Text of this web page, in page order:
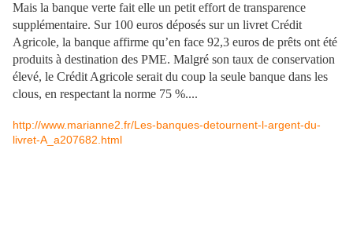
Mais la banque verte fait elle un petit effort de transparence
supplémentaire. Sur 100 euros déposés sur un livret Crédit
Agricole, la banque affirme qu’en face 92,3 euros de prêts ont été
produits à destination des PME. Malgré son taux de conservation
élevé, le Crédit Agricole serait du coup la seule banque dans les
clous, en respectant la norme 75 %....
http://www.marianne2.fr/Les-banques-detournent-l-argent-du-
livret-A_a207682.html